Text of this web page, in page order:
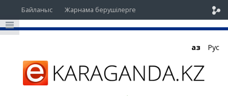
Байланыс Жарнама берушілерге
Қаз Рус